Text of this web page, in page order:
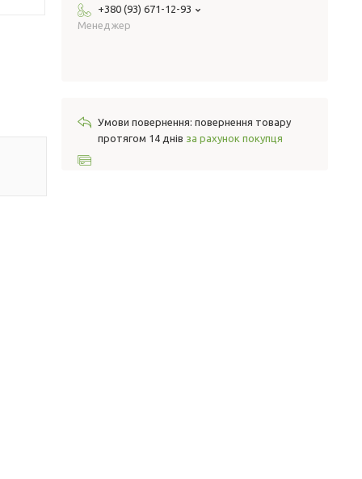
+380 (93) 671-12-93
Менеджер
повернення товару
протягом 14 днів за рахунок покупця